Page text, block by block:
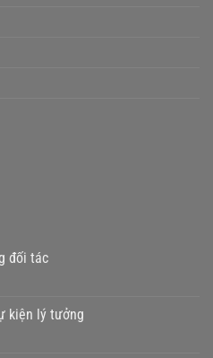
đối tác
kiện lý tưởng